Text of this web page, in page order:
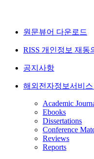
원문뷰어 다운로드
RISS 개인정보 재동
공지사항
해외전자정보서비스
Academic
Ebooks
Dissertations
Conference
Reviews
Reports